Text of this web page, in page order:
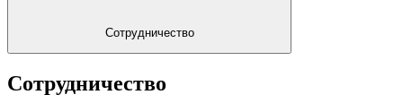
Сотрудничество
Сотрудничество